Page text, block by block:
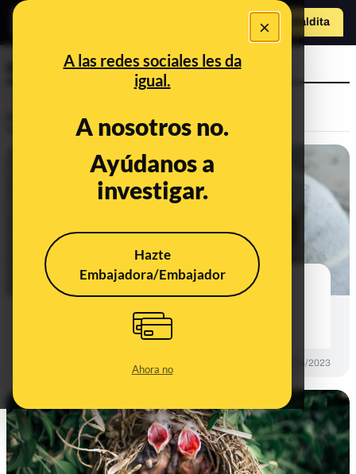
×
A las redes sociales les da
igual.
A nosotros no.
Ayúdanos a
investigar.
Hazte
Embajadora/Embajador
Ahora no
Hazte Maldita
migrañas
¿Se pueden evitar o minimizar los
menstruales?
25/04/2023